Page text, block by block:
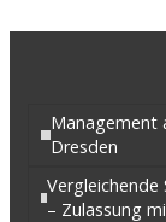
Management
Dresden
Vergleichende
– Zulassung